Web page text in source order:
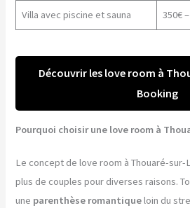
Villa avec piscine et sauna 350€
Découvrir les love room à
Booking
Pourquoi choisir une love room à
Le concept de love room à Thouaré-
plus de couples pour diverses raisons.
une parenthèse romantiqueloin du